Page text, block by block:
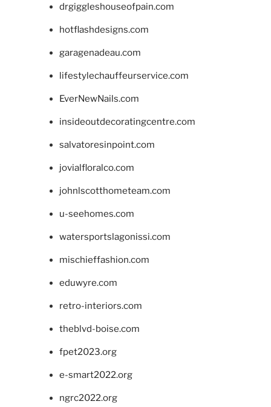
drgiggleshouseofpain.com
hotflashdesigns.com
garagenadeau.com
lifestylechauffeurservice.com
EverNewNails.com
insideoutdecoratingcentre.com
salvatoresinpoint.com
jovialfloralco.com
johnlscotthometeam.com
u-seehomes.com
watersportslagonissi.com
mischieffashion.com
eduwyre.com
retro-interiors.com
theblvd-boise.com
fpet2023.org
e-smart2022.org
ngrc2022.org